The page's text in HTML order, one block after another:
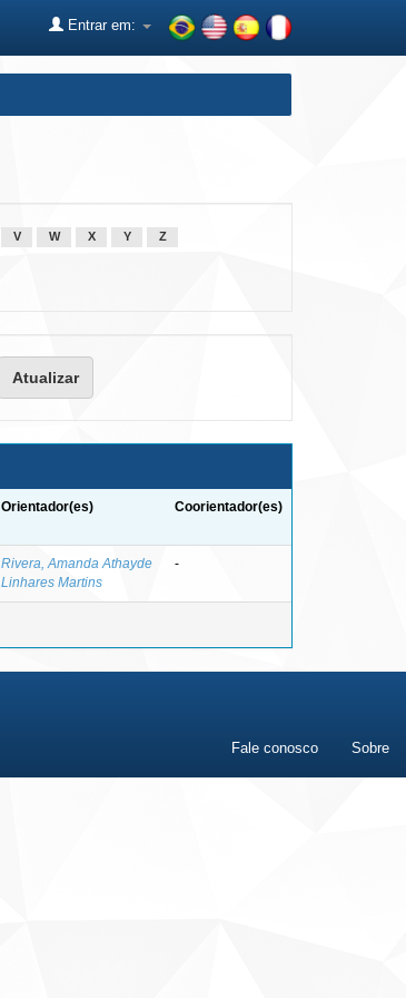
Entrar em:
V W X Y Z
Orientador(es) Coorientador(es)
Rivera, Amanda Athayde
Linhares Martins
-
Fale conosco Sobre